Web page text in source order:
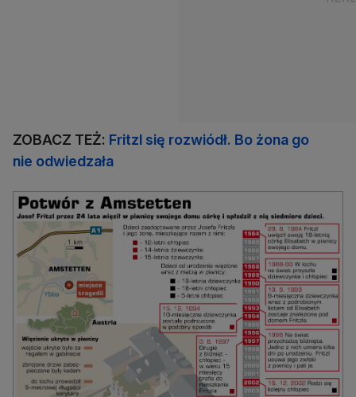
ZOBACZ TEŻ: Fritzl się rozwiódł. Bo żona go
nie odwiedzała